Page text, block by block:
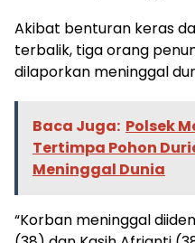
​Akibat benturan keras
terbalik, tiga orang
dilaporkan meninggal
Baca Juga: Polsek
Tertimpa Pohon
Meninggal Dunia
“Korban meninggal